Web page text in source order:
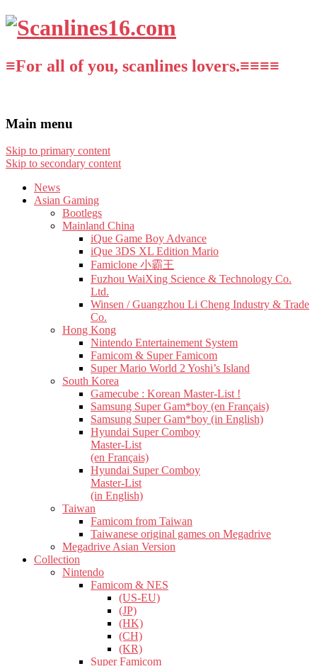
≡For all of you, scanlines lovers.≡≡≡≡
Main menu
Skip to primary content
Skip to secondary content
News
Asian Gaming
Bootlegs
Mainland China
iQue Game Boy Advance
iQue 3DS XL Edition Mario
Famiclone 小霸王
Fuzhou WaiXing Science & Technology Co.
Ltd.
Winsen / Guangzhou Li Cheng Industry & Trade
Co.
Hong Kong
Nintendo Entertainement System
Famicom & Super Famicom
Super Mario World 2 Yoshi’s Island
South Korea
Gamecube : Korean Master-List !
Samsung Super Gam*boy (en Français)
Samsung Super Gam*boy (in English)
Hyundai Super Comboy
Master-List
(en Français)
Hyundai Super Comboy
Master-List
(in English)
Taiwan
Famicom from Taiwan
Taiwanese original games on Megadrive
Megadrive Asian Version
Collection
Nintendo
Famicom & NES
(US-EU)
(JP)
(HK)
(CH)
(KR)
Super Famicom